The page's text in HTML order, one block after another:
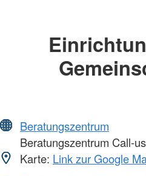
Beratungszentrum
Beratungszentrum Call-
Karte: Link zur Google